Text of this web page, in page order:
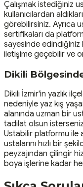
Çalışmak istediğiniz
kullanıcılardan
görebilirsiniz. Ayrıca
sertifikaları da
sayesinde
iletişime geçebilir ve
Dikili
Dikili İzmir'in yazlık
nedeniyle yaz kış
alanında uzman bir
tadilat olsun
Ustabilir platformu ile
ustalarını hızlı bir
peyzajından çilingir
boya işlerine kadar